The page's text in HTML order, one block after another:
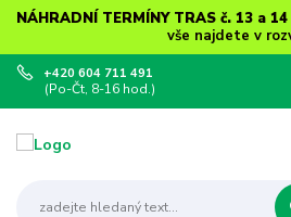
NÁHRADNÍ TERMÍNY TRAS č. 13 a
vše najdete v
+420 604 711 491
(Po-Čt, 8-16 hod.)